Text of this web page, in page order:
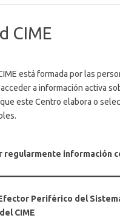
CIME
está formada por las
a información activa
este Centro elabora o
regularmente información
Efector Periférico del
CIME